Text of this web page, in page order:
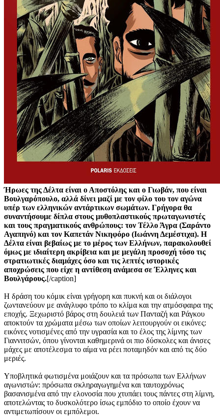
Ήρωες της Δέλτα είναι ο Αποστόλης και ο Γιωβάν, που είναι
Βουλγαρόπουλο, αλλά δίνει μαζί με τον φίλο του τον αγώνα
υπέρ των ελληνικών αντάρτικων σωμάτων. Γρήγορα θα
συναντήσουμε δίπλα στους μυθοπλαστικούς πρωταγωνιστές
και τους πραγματικούς ανθρώπους: τον Τέλλο Άγρα (Σαράντο
Αγαπηνό) και τον Καπετάν Νικηφόρο (Ιωάννη Δεμέστιχα). Η
Δέλτα είναι βεβαίως με το μέρος των Ελλήνων, παρακολουθεί
όμως με ιδιαίτερη ακρίβεια και με μεγάλη προσοχή τόσο τις
στρατιωτικές διαμάχες όσο και τις λεπτές ιστορικές
αποχρώσεις που είχε η αντίθεση ανάμεσα σε Έλληνες και
Βουλγάρους.[/caption]
Η δράση του κόμικ είναι γρήγορη και πυκνή και οι διάλογοι
ζωντανεύουν με ανάγλυφο τρόπο το κλίμα και την ατμόσφαιρα της
εποχής. Ξεχωριστό βάρος στη δουλειά των Πανταζή και Ράγκου
αποκτούν τα χρώματα μέσω των οποίων λειτουργούν οι εικόνες:
εικόνες νοτισμένες από την υγρασία και το έλος της λίμνης των
Γιαννιτσών, όπου γίνονται καθημερινά οι πιο δύσκολες και άνισες
μάχες με αποτέλεσμα το αίμα να ρέει ποταμηδόν και από τις δύο
μεριές.
Υποβλητικά φωτισμένα μοιάζουν και τα πρόσωπα των Ελλήνων
αγωνιστών: πρόσωπα σκληραγωγημένα και ταυτοχρόνως
βασανισμένα από την ελονοσία που χτυπάει τους πάντες στη λίμνη,
αποτελώντας το δυσκολότερο ίσως εμπόδιο το οποίο έχουν να
αντιμετωπίσουν οι εμπόλεμοι.